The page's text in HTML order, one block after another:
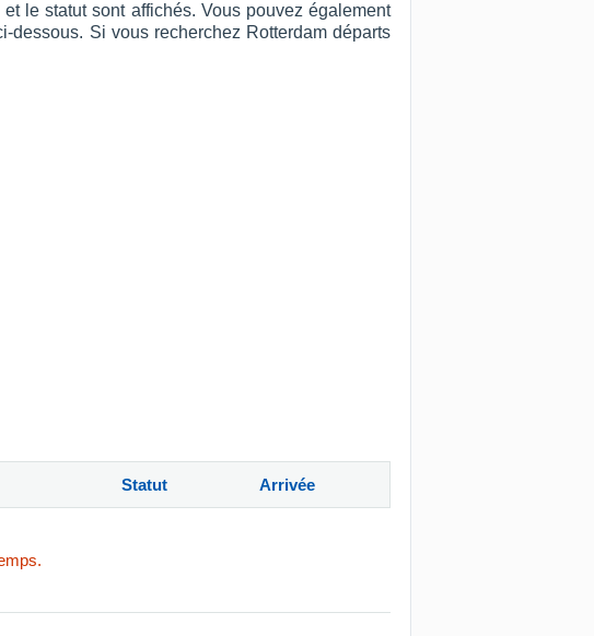
le statut sont affichés. Vous pouvez également
Si vous recherchez Rotterdam départs
Statut Arrivée